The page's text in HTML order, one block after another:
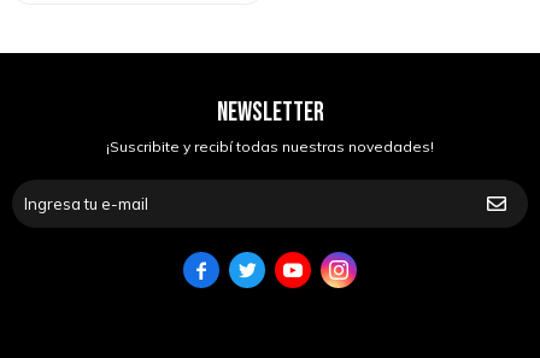
NEWSLETTER
¡Suscribite y recibí todas nuestras novedades!
   